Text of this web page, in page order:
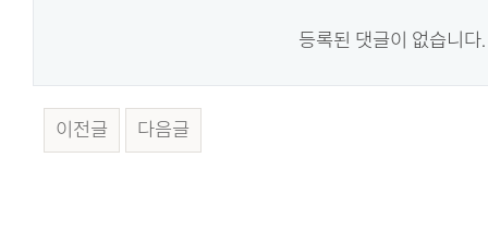
등록된 댓글이 없습니다.
이전글 다음글